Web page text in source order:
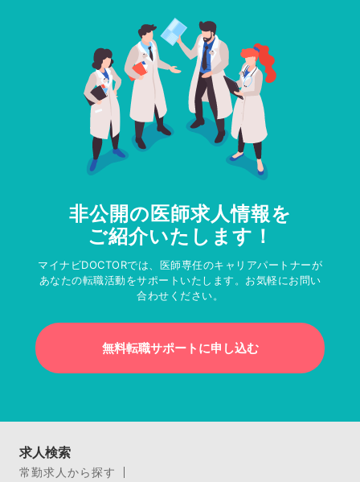
非公開の医師求人情報を
ご紹介いたします！
マイナビDOCTORでは、医師専任のキャリアパートナーが
あなたの転職活動をサポートいたします。お気軽にお問い
合わせください。
無料転職サポートに申し込む
求人検索
常勤求人から探す